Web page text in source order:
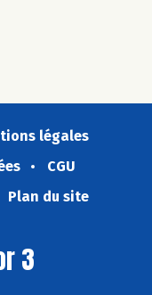
légales
CGU
Plan du site
3